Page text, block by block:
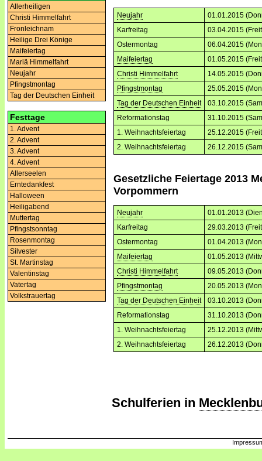
Allerheiligen
Christi Himmelfahrt
Fronleichnam
Heilige Drei Könige
Maifeiertag
Mariä Himmelfahrt
Neujahr
Pfingstmontag
Tag der Deutschen Einheit
Festtage
1. Advent
2. Advent
3. Advent
4. Advent
Allerseelen
Erntedankfest
Halloween
Heiligabend
Muttertag
Pfingstsonntag
Rosenmontag
Silvester
St. Martinstag
Valentinstag
Vatertag
Volkstrauertag
Neujahr
01.01.2015
Karfreitag
03.04.2015
Ostermontag
06.04.2015
Maifeiertag
01.05.2015
Christi Himmelfahrt
14.05.2015
Pfingstmontag
25.05.2015
Tag der Deutschen Einheit
03.10.2015
Reformationstag
31.10.2015
1. Weihnachtsfeiertag
25.12.2015
2. Weihnachtsfeiertag
26.12.2015
Gesetzliche Feiertage 2013
Vorpommern
Neujahr
01.01.2013
Karfreitag
29.03.2013
Ostermontag
01.04.2013
Maifeiertag
01.05.2013
Christi Himmelfahrt
09.05.2013
Pfingstmontag
20.05.2013
Tag der Deutschen Einheit
03.10.2013
Reformationstag
31.10.2013
1. Weihnachtsfeiertag
25.12.2013
2. Weihnachtsfeiertag
26.12.2013
Schulferien in